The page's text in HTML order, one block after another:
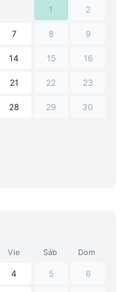
1 2
7 8 9
14 15 16
21 22 23
28 29 30
Vie Sáb Dom
4 5 6